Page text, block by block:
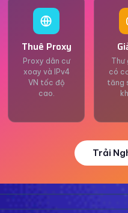
Thuê Proxy
Proxy dân cư
xoay và IPv4
VN tốc độ
cao.
Thư
có
tăng
Trải